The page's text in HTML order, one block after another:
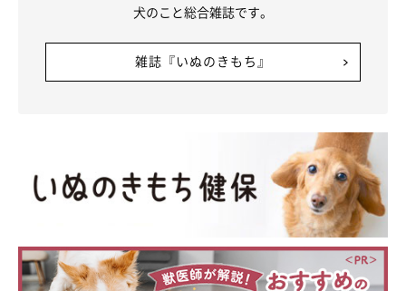
犬のこと総合雑誌です。
雑誌『いぬのきもち』